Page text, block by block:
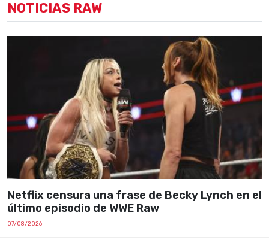
NOTICIAS RAW
Netflix censura una frase de Becky Lynch en el
último episodio de WWE Raw
07/08/2026